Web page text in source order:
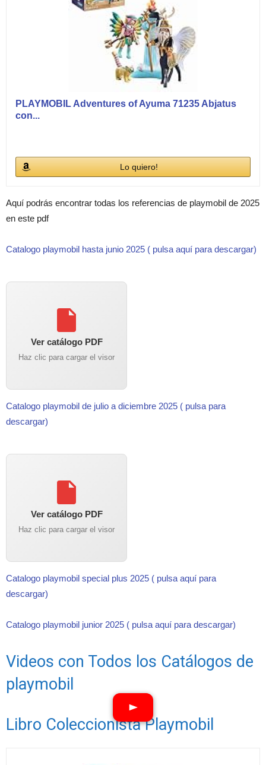
PLAYMOBIL Adventures of Ayuma 71235 Abjatus
con...
Lo quiero!
Aquí podrás encontrar todas los referencias de playmobil de 2025
en este pdf
Catalogo playmobil hasta junio 2025 ( pulsa aquí para descargar)
Ver catálogo PDF
Haz clic para cargar el visor
Catalogo playmobil de julio a diciembre 2025 ( pulsa para
descargar)
Ver catálogo PDF
Haz clic para cargar el visor
Catalogo playmobil special plus 2025 ( pulsa aquí para
descargar)
Catalogo playmobil junior 2025 ( pulsa aquí para descargar)
Videos con Todos los Catálogos de
playmobil
Libro Coleccionista Playmobil